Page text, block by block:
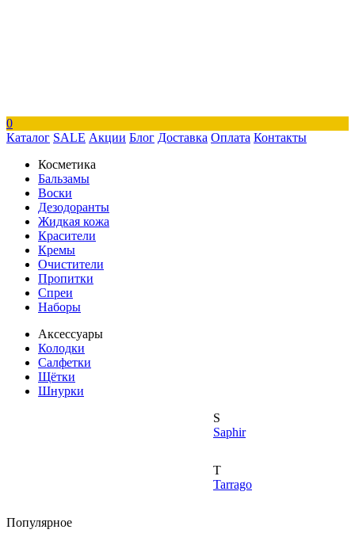
0
Каталог SALE Акции Блог Доставка Оплата Контакты
Косметика
Бальзамы
Воски
Дезодоранты
Жидкая кожа
Красители
Кремы
Очистители
Пропитки
Спреи
Наборы
Аксессуары
Колодки
Салфетки
Щётки
Шнурки
S
Saphir
T
Tarrago
Популярное